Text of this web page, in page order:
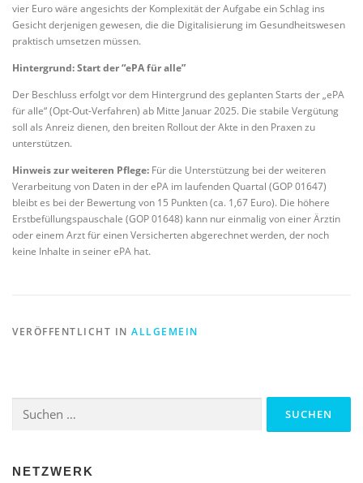
vier Euro wäre angesichts der Komplexität der Aufgabe ein Schlag ins
Gesicht derjenigen gewesen, die die Digitalisierung im Gesundheitswesen
praktisch umsetzen müssen.
Hintergrund: Start der “ePA für alle”
Der Beschluss erfolgt vor dem Hintergrund des geplanten Starts der „ePA
für alle“ (Opt-Out-Verfahren) ab Mitte Januar 2025. Die stabile Vergütung
soll als Anreiz dienen, den breiten Rollout der Akte in den Praxen zu
unterstützen.
Hinweis zur weiteren Pflege: Für die Unterstützung bei der weiteren
Verarbeitung von Daten in der ePA im laufenden Quartal (GOP 01647)
bleibt es bei der Bewertung von 15 Punkten (ca. 1,67 Euro). Die höhere
Erstbefüllungspauschale (GOP 01648) kann nur einmalig von einer Ärztin
oder einem Arzt für einen Versicherten abgerechnet werden, der noch
keine Inhalte in seiner ePA hat.
VERÖFFENTLICHT IN ALLGEMEIN
nach:
NETZWERK